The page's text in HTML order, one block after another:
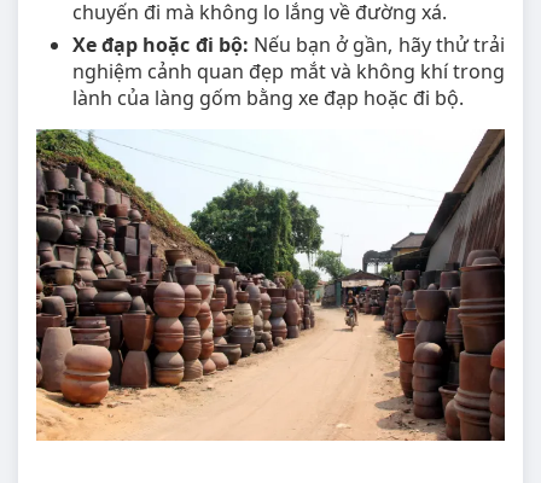
chuyến đi mà không lo lắng về đường xá.
Xe đạp hoặc đi bộ: Nếu bạn ở gần, hãy thử trải
nghiệm cảnh quan đẹp mắt và không khí trong
lành của làng gốm bằng xe đạp hoặc đi bộ.